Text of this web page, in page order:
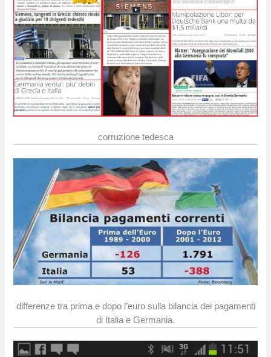
corruzione tedesca
differenze tra prima e dopo l’euro sulla bilancia dei pagamenti
di Italia e Germania.